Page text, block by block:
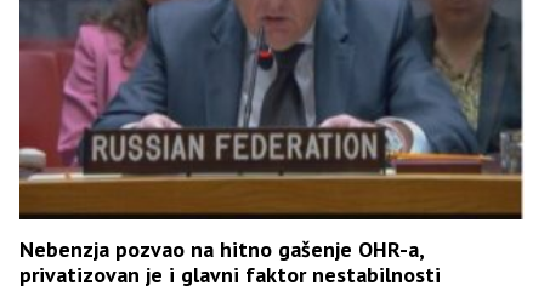
Nebenzja pozvao na hitno gašenje OHR-a,
privatizovan je i glavni faktor nestabilnosti